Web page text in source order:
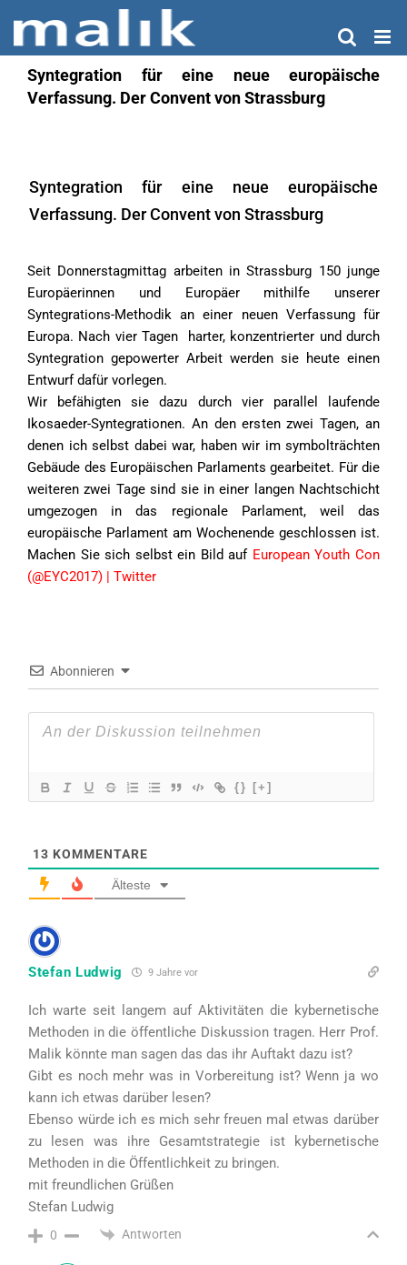
Inhalt
springen
Syntegration für eine neue europäische
Verfassung. Der Convent von Strassburg
Syntegration für eine neue europäische
Verfassung. Der Convent von Strassburg
Seit Donnerstagmittag arbeiten in Strassburg 150 junge
Europäerinnen und Europäer mithilfe unserer
Syntegrations-Methodik an einer neuen Verfassung für
Europa. Nach vier Tagen harter, konzentrierter und durch
Syntegration gepowerter Arbeit werden sie heute einen
Entwurf dafür vorlegen.
Wir befähigten sie dazu durch vier parallel laufende
Ikosaeder-Syntegrationen. An den ersten zwei Tagen, an
denen ich selbst dabei war, haben wir im symbolträchten
Gebäude des Europäischen Parlaments gearbeitet. Für die
weiteren zwei Tage sind sie in einer langen Nachtschicht
umgezogen in das regionale Parlament, weil das
europäische Parlament am Wochenende geschlossen ist.
Machen Sie sich selbst ein Bild auf European Youth Con
(@EYC2017) | Twitter
Abonnieren
{} [+]
13 KOMMENTARE
Älteste
Stefan Ludwig 9 Jahre vor
Ich warte seit langem auf Aktivitäten die kybernetische
Methoden in die öffentliche Diskussion tragen. Herr Prof.
Malik könnte man sagen das das ihr Auftakt dazu ist?
Gibt es noch mehr was in Vorbereitung ist? Wenn ja wo
kann ich etwas darüber lesen?
Ebenso würde ich es mich sehr freuen mal etwas darüber
zu lesen was ihre Gesamtstrategie ist kybernetische
Methoden in die Öffentlichkeit zu bringen.
mit freundlichen Grüßen
Stefan Ludwig
0 Antworten